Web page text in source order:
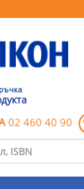
02 460 40 90